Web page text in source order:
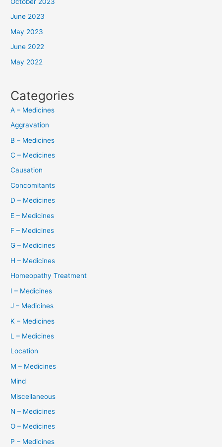
June 2023
May 2023
June 2022
May 2022
Categories
A – Medicines
Aggravation
B – Medicines
C – Medicines
Causation
Concomitants
D – Medicines
E – Medicines
F – Medicines
G – Medicines
H – Medicines
Homeopathy Treatment
I – Medicines
J – Medicines
K – Medicines
L – Medicines
Location
M – Medicines
Mind
Miscellaneous
N – Medicines
O – Medicines
P – Medicines